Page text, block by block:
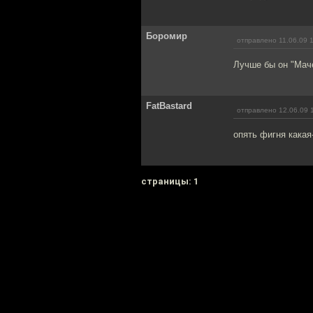
Боромир отправлено 11.06.09
Лучше бы он
FatBastard отправлено 12.06.09
опять фигня
cтраницы: 1